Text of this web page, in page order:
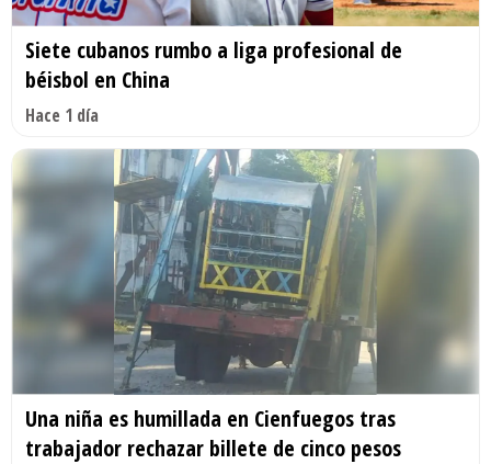
Siete cubanos rumbo a liga profesional de
béisbol en China
Hace 1 día
Una niña es humillada en Cienfuegos tras
trabajador rechazar billete de cinco pesos